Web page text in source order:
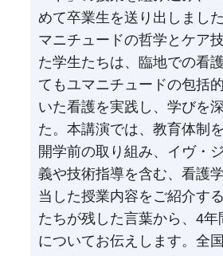
めて卒業生を送り出しまし
マニチュードの哲学とケア
た学生たちは、臨地での看
てもユマニチュードの包括
いた看護を実践し、学びを
た。本講演では、教育体制
開学前の取り組み、イヴ・
義や技術指導を含む、看護
当した授業内容をご紹介す
たちが残した言葉から、4
についてお伝えします。全